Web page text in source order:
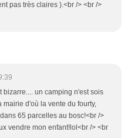
pas très claires ).<br /> <br />
bizarre.... un camping n'est sois
d'où la vente du fourty,
65 parcelles au bosc!<br />
vendre mon enfant!lol<br /> <br